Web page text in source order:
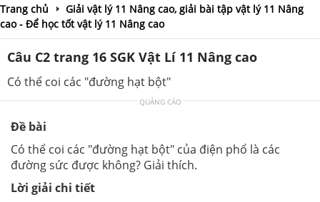
Trang chủ
Giải vật lý 11 Nâng cao, giải bài tập vật lý 11 Nâng
cao - Để học tốt vật lý 11 Nâng cao
Câu C2 trang 16 SGK Vật Lí 11 Nâng cao
Có thể coi các "đường hạt bột"
QUẢNG CÁO
Đề bài
Có thể coi các "đường hạt bột" của điện phổ là các
đường sức được không? Giải thích.
Lời giải chi tiết